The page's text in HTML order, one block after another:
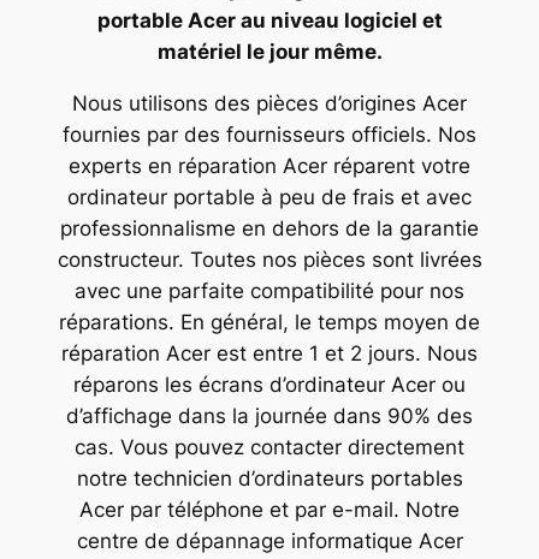
portable Acer au niveau logiciel et
matériel le jour même.
Nous utilisons des pièces d’origines Acer
fournies par des fournisseurs officiels. Nos
experts en réparation Acer réparent votre
ordinateur portable à peu de frais et avec
professionnalisme en dehors de la garantie
constructeur. Toutes nos pièces sont livrées
avec une parfaite compatibilité pour nos
réparations. En général, le temps moyen de
réparation Acer est entre 1 et 2 jours. Nous
réparons les écrans d’ordinateur Acer ou
d’affichage dans la journée dans 90% des
cas. Vous pouvez contacter directement
notre technicien d’ordinateurs portables
Acer par téléphone et par e-mail. Notre
centre de dépannage informatique Acer